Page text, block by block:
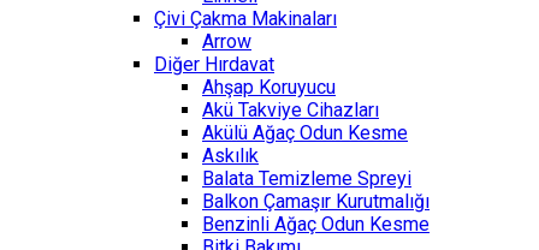
Çivi Çakma Makinaları
Arrow
Diğer Hırdavat
Ahşap Koruyucu
Akü Takviye Cihazları
Akülü Ağaç Odun Kesme
Askılık
Balata Temizleme Spreyi
Balkon Çamaşır Kurutmalığı
Benzinli Ağaç Odun Kesme